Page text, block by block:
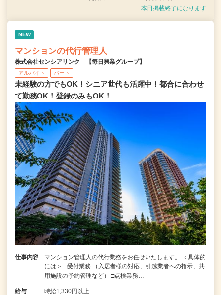
本日掲載終了になります
NEW
マンションの代行管理人
株式会社センシアリンク 【毎日興業グループ】
アルバイト パート
未経験の方でもOK！シニア世代も活躍中！都合に合わせ
て勤務OK！登録のみもOK！
仕事内容
マンション管理人の代行業務をお任せいたします。 ＜具体的
には＞ □受付業務 （入居者様の対応、引越業者への指示、共
用施設の予約管理など） □点検業務…
給与 時給1,330円以上